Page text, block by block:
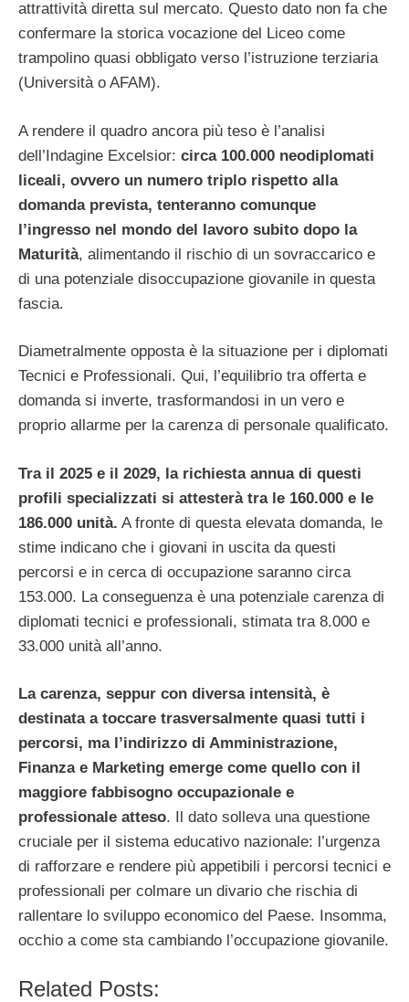
attrattività diretta sul mercato. Questo dato non fa che
confermare la storica vocazione del Liceo come
trampolino quasi obbligato verso l’istruzione terziaria
(Università o AFAM).
A rendere il quadro ancora più teso è l’analisi
dell’Indagine Excelsior: circa 100.000 neodiplomati
liceali, ovvero un numero triplo rispetto alla
domanda prevista, tenteranno comunque
l’ingresso nel mondo del lavoro subito dopo la
Maturità, alimentando il rischio di un sovraccarico e
di una potenziale disoccupazione giovanile in questa
fascia.
Diametralmente opposta è la situazione per i diplomati
Tecnici e Professionali. Qui, l’equilibrio tra offerta e
domanda si inverte, trasformandosi in un vero e
proprio allarme per la carenza di personale qualificato.
Tra il 2025 e il 2029, la richiesta annua di questi
profili specializzati si attesterà tra le 160.000 e le
186.000 unità. A fronte di questa elevata domanda, le
stime indicano che i giovani in uscita da questi
percorsi e in cerca di occupazione saranno circa
153.000. La conseguenza è una potenziale carenza di
diplomati tecnici e professionali, stimata tra 8.000 e
33.000 unità all’anno.
La carenza, seppur con diversa intensità, è
destinata a toccare trasversalmente quasi tutti i
percorsi, ma l’indirizzo di Amministrazione,
Finanza e Marketing emerge come quello con il
maggiore fabbisogno occupazionale e
professionale atteso. Il dato solleva una questione
cruciale per il sistema educativo nazionale: l’urgenza
di rafforzare e rendere più appetibili i percorsi tecnici e
professionali per colmare un divario che rischia di
rallentare lo sviluppo economico del Paese. Insomma,
occhio a come sta cambiando l’occupazione giovanile.
Related Posts: